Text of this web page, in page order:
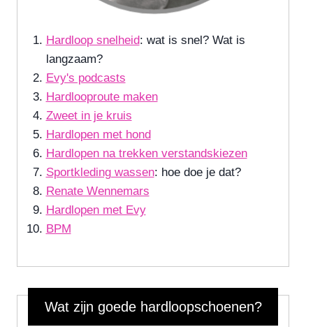
Hardloop snelheid: wat is snel? Wat is
langzaam?
Evy's podcasts
Hardlooproute maken
Zweet in je kruis
Hardlopen met hond
Hardlopen na trekken verstandskiezen
Sportkleding wassen: hoe doe je dat?
Renate Wennemars
Hardlopen met Evy
BPM
Wat zijn goede hardloopschoenen?